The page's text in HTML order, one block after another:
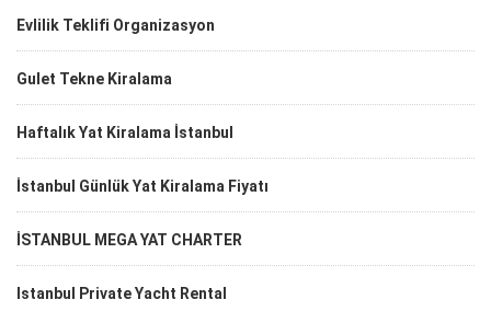
Evlilik Teklifi Organizasyon
Gulet Tekne Kiralama
Haftalık Yat Kiralama İstanbul
İstanbul Günlük Yat Kiralama Fiyatı
İSTANBUL MEGA YAT CHARTER
Istanbul Private Yacht Rental